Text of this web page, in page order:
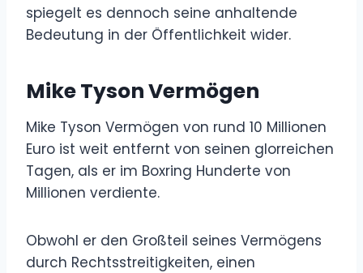
spiegelt es dennoch seine anhaltende
Bedeutung in der Öffentlichkeit wider.
Mike Tyson Vermögen
Mike Tyson Vermögen von rund 10 Millionen
Euro ist weit entfernt von seinen glorreichen
Tagen, als er im Boxring Hunderte von
Millionen verdiente.
Obwohl er den Großteil seines Vermögens
durch Rechtsstreitigkeiten, einen